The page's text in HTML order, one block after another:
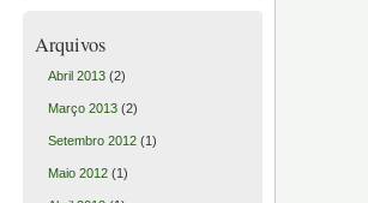
Arquivos
Abril 2013(2)
Março 2013(2)
Setembro 2012(1)
Maio 2012(1)